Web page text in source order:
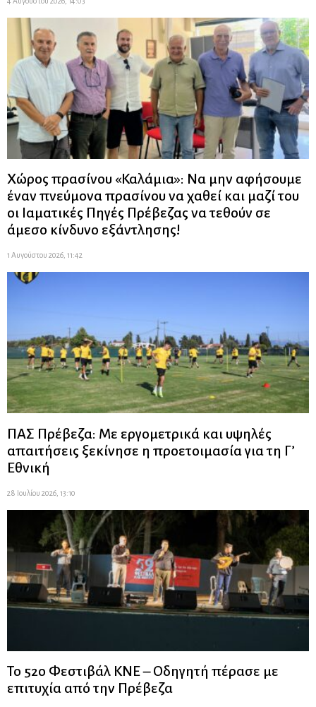
Χώρος πρασίνου «Καλάμια»: Να μην αφήσουμε
έναν πνεύμονα πρασίνου να χαθεί και μαζί του
οι Ιαματικές Πηγές Πρέβεζας να τεθούν σε
άμεσο κίνδυνο εξάντλησης!
1 Αυγούστου 2026, 11:42
ΠΑΣ Πρέβεζα: Με εργομετρικά και υψηλές
απαιτήσεις ξεκίνησε η προετοιμασία για τη Γ’
Εθνική
28 Ιουλίου 2026, 13:10
Το 52ο Φεστιβάλ ΚΝΕ – Οδηγητή πέρασε με
επιτυχία από την Πρέβεζα